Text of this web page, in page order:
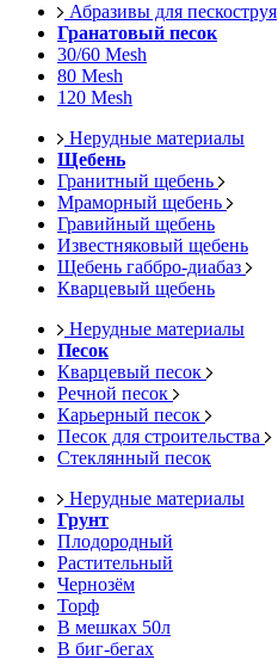
Абразивы для пескоструя
Гранатовый песок
30/60 Mesh
80 Mesh
120 Mesh
Нерудные материалы
Щебень
Гранитный щебень
Мраморный щебень
Гравийный щебень
Известняковый щебень
Щебень габбро-диабаз
Кварцевый щебень
Нерудные материалы
Песок
Кварцевый песок
Речной песок
Карьерный песок
Песок для строительства
Стеклянный песок
Нерудные материалы
Грунт
Плодородный
Растительный
Чернозём
Торф
В мешках 50л
В биг-бегах